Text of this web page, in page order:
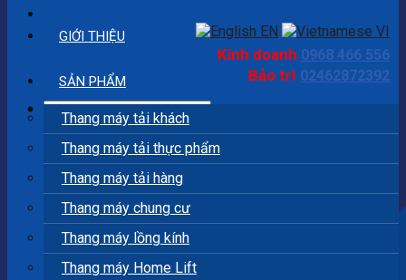
EN VI
Kinh doanh 0968 466 556
Bảo trì 02462872392
Search
for:
GIỚI THIỆU
SẢN PHẨM
Thang máy tải khách
Thang máy tải thực phẩm
Thang máy tải hàng
Thang máy chung cư
Thang máy lồng kính
Thang máy Home Lift